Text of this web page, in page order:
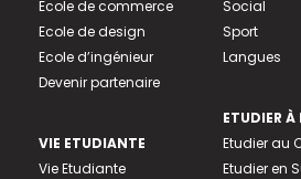
Ecole de commerce
Ecole de design
Ecole d’ingénieur
Devenir partenaire
VIE ETUDIANTE
Vie Etudiante
Social
Sport
Langues
ETUDIER À
Etudier au
Etudier en